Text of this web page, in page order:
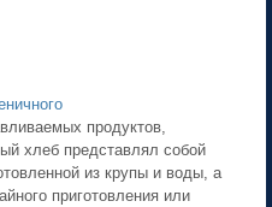
продуктов,
хлеб представлял собой
из крупы и воды, а
приготовления или